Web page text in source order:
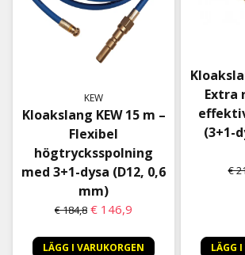
KEW
Kloakslang KEW 15 m –
Flexibel
högtrycksspolning
med 3+1-dysa (D12, 0,6
mm)
€ 184,8 € 146,9
LÄGG I VARUKORGEN
Extra
(3+1-
€
LÄGG